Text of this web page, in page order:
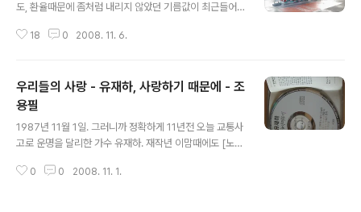
도, 환율때문에 좀처럼 내리지 않았던 기름값이 최근들어
있었고, opinet 검색에 따르면 지금은 대부분의 주유소에
주유비는 실제 생활비 상승의 큰 부분 중 하나를 차지했다.
한때 지방인 대구에서도 리터당 1,900원대의 휘발유 가격
을 보고 놀란 가슴을 쓸어내렸던 적이 있었다. 불과 몇 개월
전이다. 전에는 한번 주유시 5만원씩만 넣고 다녔었는데,
기름값이 많이 오르고 나서부터는 한번에 5만원 주유는 왠
지 부족해 보여서 언젠가부터 6만원씩 넣고 있었다. 하지
18 0 2008. 11. 6.
우리들의 사랑 - 유재하, 사랑하기 때문에 - 조
용필
1987년 11월 1일. 그러니까 정확하게 11년전 오늘 교통사
고로 운명을 달리한 가수 유재하. 재작년 이맘때에도 [노래
11/03 - [노래 이야기] - 가리워진 길 - 유재하 그의 데뷔
0 0 2008. 11. 1.